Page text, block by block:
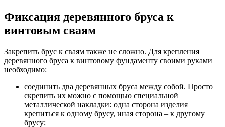
Фиксация деревянного бруса к
винтовым сваям
Закрепить брус к сваям также не сложно. Для крепления
деревянного бруса к винтовому фундаменту своими руками
необходимо:
соединить два деревянных бруса между собой. Просто
скрепить их можно с помощью специальной
металлической накладки: одна сторона изделия
крепиться к одному брусу, иная сторона – к другому
брусу;